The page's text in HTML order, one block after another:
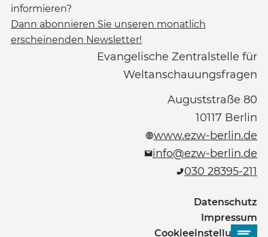
informieren?
Dann abonnieren Sie unseren monatlich
erscheinenden Newsletter!
Evangelische Zentralstelle für
Weltanschauungsfragen
Auguststraße 80
10117 Berlin
www.ezw-berlin.de
info@ezw-berlin.de
030 28395-211
Datenschutz
Impressum
Cookieeinstellungen